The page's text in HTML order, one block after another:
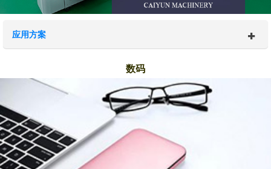
应用方案
数码